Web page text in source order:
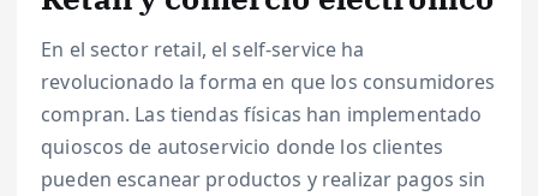
En el sector retail, el self-service ha
revolucionado la forma en que los consumidores
compran. Las tiendas físicas han implementado
quioscos de autoservicio donde los clientes
pueden escanear productos y realizar pagos sin